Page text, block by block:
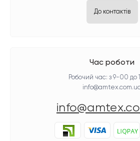
До контактів
Час роботи
Робочий час: з 9-00 до